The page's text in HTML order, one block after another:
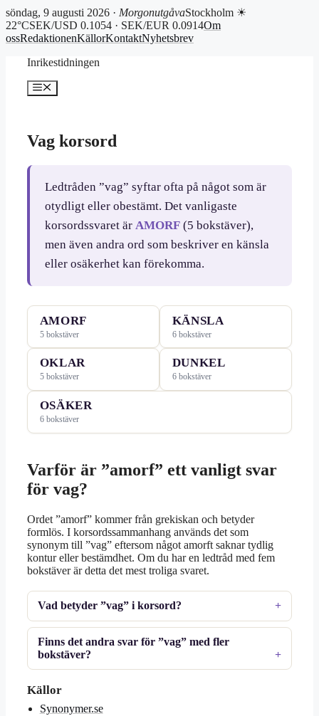
söndag, 9 augusti 2026 · MorgonutgåvaStockholm ☀
22°CSEK/USD 0.1054 · SEK/EUR 0.0914Om
ossRedaktionenKällorKontaktNyhetsbrev
Inrikestidningen
Meny
Vag korsord
Ledtråden ”vag” syftar ofta på något som är
otydligt eller obestämt. Det vanligaste
korsordssvaret är AMORF(5 bokstäver),
men även andra ord som beskriver en känsla
eller osäkerhet kan förekomma.
AMORF
5 bokstäver
KÄNSLA
6 bokstäver
OKLAR
5 bokstäver
DUNKEL
6 bokstäver
OSÄKER
6 bokstäver
Varför är ”amorf” ett vanligt svar
för vag?
Ordet ”amorf” kommer från grekiskan och betyder
formlös. I korsordssammanhang används det som
synonym till ”vag” eftersom något amorft saknar tydlig
kontur eller bestämdhet. Om du har en ledtråd med fem
bokstäver är detta det mest troliga svaret.
Vad betyder ”vag” i korsord?
Finns det andra svar för ”vag” med fler
bokstäver?
Källor
Synonymer.se